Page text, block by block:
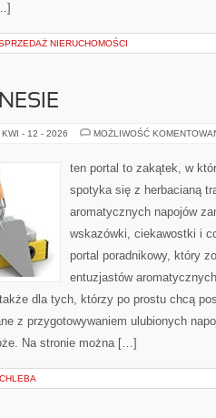
NIERUCHOMOŚCI
KWI - 12 - 2026 MOŻLIWOŚĆ
ten portal to zakątek, w
spotyka się z herbacianą
aromatycznych napojów
wskazówki, ciekawostki i
portal poradnikowy, który
entuzjastów
dla tych, którzy po prostu chcą
z przygotowywaniem ulubionych
Na stronie można […]